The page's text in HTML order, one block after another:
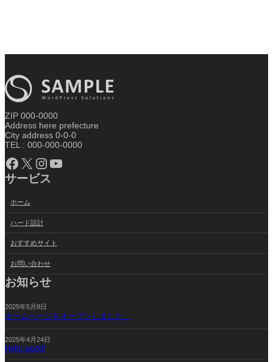
ZIP 000-0000
Address here prefecture
City address 0-0-0
TEL : 000-000-0000
Facebook X Instagram YouTube
サービス
ホーム
ハード設計
おすすめサイト
お問い合わせ
お知らせ
2025年5月8日
ホームページをオープンしました。
2025年4月24日
Hello world!